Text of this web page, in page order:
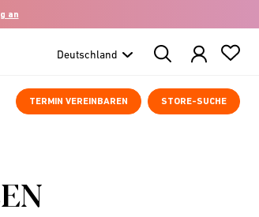
an
Search
Products
TERMIN VEREINBAREN STORE-SUCHE